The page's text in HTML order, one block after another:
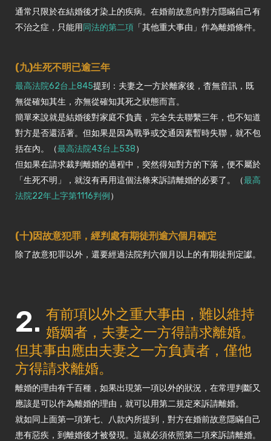
通常只限於在結婚後才染上的疾病。在婚前故意向對方隱瞞自己有
不治之症，只能用 同法的第二項 「其他重大事由」作為離婚條件。
(九)生死不明已逾三年
最高法院62台上845提到：夫妻之一方於離家後，杳無音訊，既
無從確知其生，亦無從確知其死之狀態而言。
簡單來說就是結婚後對家庭不負責，完全失去聯繫三年，也不知道
對方是否還活著。但如果是因為戰爭或交通因素暫時失聯，就不包
括在內。（最高法院43台上538）
但如果在請求裁判離婚的過程中，突然得知對方的下落，便不屬於
「生死不明」，就沒有再用這個法條來訴請離婚的必要了。（最高
法院22年上字第1116判例 ）
(十)因故意犯罪，經判處有期徒刑逾六個月確定
除了故意犯罪以外，還要經過法院判六個月以上的有期徒刑定讞。
2. 有前項以外之重大事由，難以維持
婚姻者，夫妻之一方得請求離婚。
但其事由應由夫妻之一方負責者，僅他
方得請求離婚。
離婚的理由有千百種，如果出現第一項以外的狀況，在常理判斷又
應該是可以作為離婚的理由，就可以用第二規定來訴請離婚。
就如同上面第一項第七、八款內所提到，對方在婚前故意隱瞞自己
患有惡疾，到離婚後才被發現。這就必須依照第二項來訴請離婚。